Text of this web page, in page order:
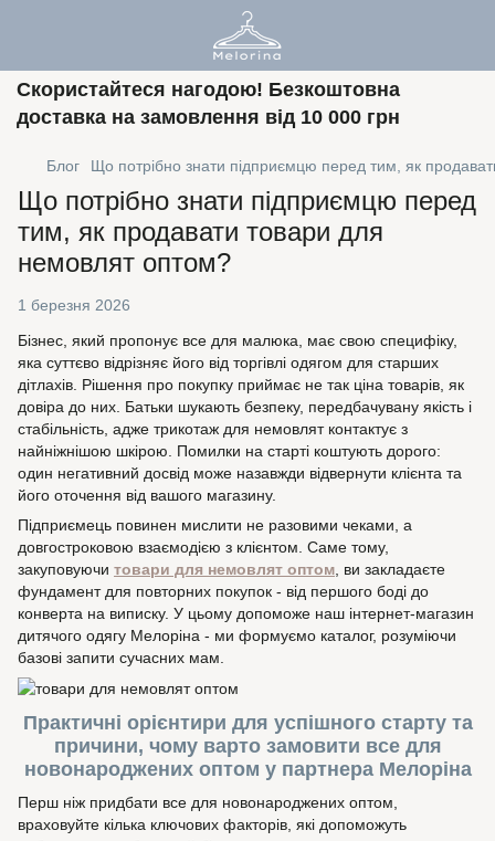
Скористайтеся нагодою! Безкоштовна
доставка на замовлення від 10 000 грн
Блог Що потрібно знати підприємцю перед тим, як
Що потрібно знати підприємцю перед
тим, як продавати товари для
немовлят оптом?
1 березня 2026
Бізнес, який пропонує все для малюка, має свою специфіку,
яка суттєво відрізняє його від торгівлі одягом для старших
дітлахів. Рішення про покупку приймає не так ціна товарів, як
довіра до них. Батьки шукають безпеку, передбачувану якість і
стабільність, адже трикотаж для немовлят контактує з
найніжнішою шкірою. Помилки на старті коштують дорого:
один негативний досвід може назавжди відвернути клієнта та
його оточення від вашого магазину.
Підприємець повинен мислити не разовими чеками, а
довгостроковою взаємодією з клієнтом. Саме тому,
закуповуючи товари для немовлят оптом , ви закладаєте
фундамент для повторних покупок - від першого боді до
конверта на виписку. У цьому допоможе наш інтернет-магазин
дитячого одягу Мелоріна - ми формуємо каталог, розуміючи
базові запити сучасних мам.
Практичні орієнтири для успішного старту та
причини, чому варто замовити все для
новонароджених оптом у партнера Мелоріна
Перш ніж придбати все для новонароджених оптом,
враховуйте кілька ключових факторів, які допоможуть